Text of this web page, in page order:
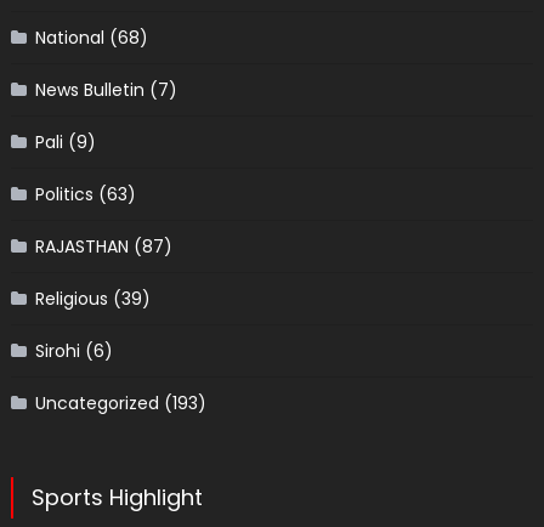
National (68)
News Bulletin (7)
Pali (9)
Politics (63)
RAJASTHAN (87)
Religious (39)
Sirohi (6)
Uncategorized (193)
Sports Highlight